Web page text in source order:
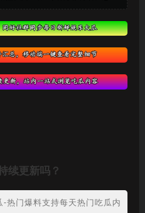
续更新吗？
-热门爆料支持每天热门吃瓜内